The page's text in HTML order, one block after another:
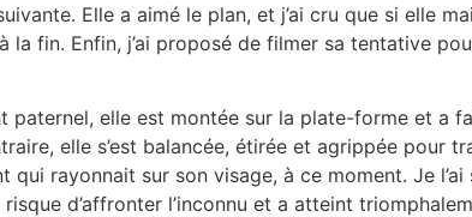
Elle a aimé le plan, et j’ai cru que si elle
la fin. Enfin, j’ai proposé de filmer sa tentative
elle est montée sur la plate-forme et a
elle s’est balancée, étirée et agrippée pour
rayonnait sur son visage, à ce moment. Je
d’affronter l’inconnu et a atteint